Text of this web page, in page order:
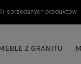
sprzedanych produktów
Z GRANITU